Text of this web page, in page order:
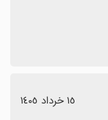
١٥ خرداد ١٤٠٥